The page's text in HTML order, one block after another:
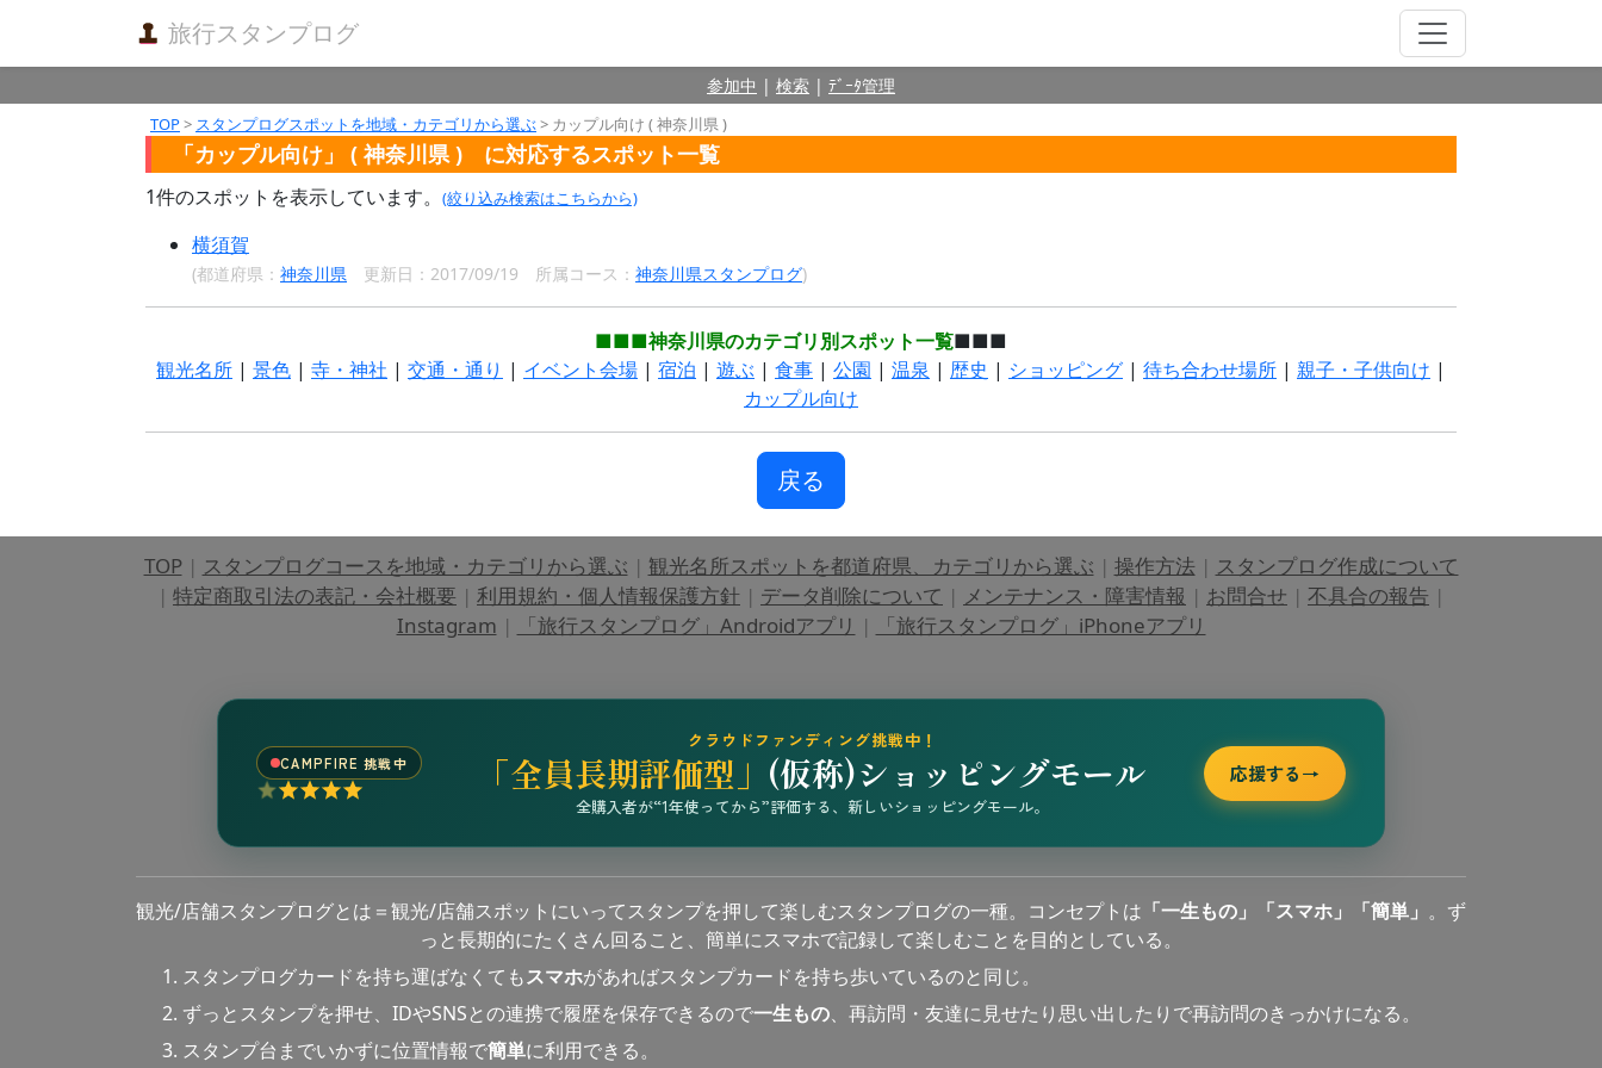
旅行スタンプログ
参加中 | 検索 | ﾃﾞｰﾀ管理
TOP> スタンプログスポットを地域・カテゴリから選ぶ> カップル向け ( 神奈川県 )
「カップル向け」 ( 神奈川県 ) に対応するスポット一覧
1件のスポットを表示しています。 (絞り込み検索はこちらから)
横須賀
(都道府県： 神奈川県 更新日：2017/09/19 所属コース： 神奈川県スタンプログ)
■■■神奈川県のカテゴリ別スポット一覧■■■
観光名所 | 景色 | 寺・神社 | 交通・通り | イベント会場 | 宿泊 | 遊ぶ | 食事 | 公園 | 温泉 | 歴史 | ショッピング | 待ち合わせ場所 | 親子・子供向け |
カップル向け
戻る
TOP| スタンプログコースを地域・カテゴリから選ぶ | 観光名所スポットを都道府県、カテゴリから選ぶ | 操作方法| スタンプログ作成について
| 特定商取引法の表記・会社概要 | 利用規約・個人情報保護方針 | データ削除について | メンテナンス・障害情報 | お問合せ | 不具合の報告 |
Instagram | 「旅行スタンプログ」Androidアプリ | 「旅行スタンプログ」iPhoneアプリ
CAMPFIRE 挑戦中
クラウドファンディング挑戦中！
「全員長期評価型」 (仮称)ショッピングモール
全購入者が“1年使ってから”評価する、新しいショッピングモール。
応援する→
観光/店舗スタンプログとは＝観光/店舗スポットにいってスタンプを押して楽しむスタンプログの一種。コンセプトは 「一生もの」「スマホ」「簡単」 。ず
っと長期的にたくさん回ること、簡単にスマホで記録して楽しむことを目的としている。
スタンプログカードを持ち運ばなくてもスマホがあればスタンプカードを持ち歩いているのと同じ。
ずっとスタンプを押せ、IDやSNSとの連携で履歴を保存できるので一生もの、再訪問・友達に見せたり思い出したりで再訪問のきっかけになる。
スタンプ台までいかずに位置情報で簡単に利用できる。